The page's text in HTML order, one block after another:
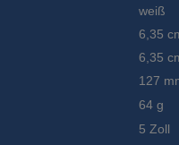
weiß
6,35
6,35
127
64 g
5 Zoll